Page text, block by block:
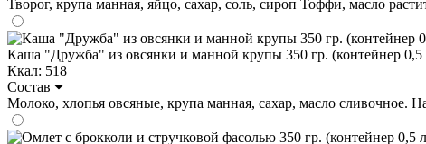
Творог, крупа манная, яйцо, сахар, соль, сироп Тоффи, масло
Каша "Дружба" из овсянки и манной крупы 350 гр. (контейнер 0,5
Ккал: 518
Состав
Молоко, хлопья овсяные, крупа манная, сахар, масло сливочное.